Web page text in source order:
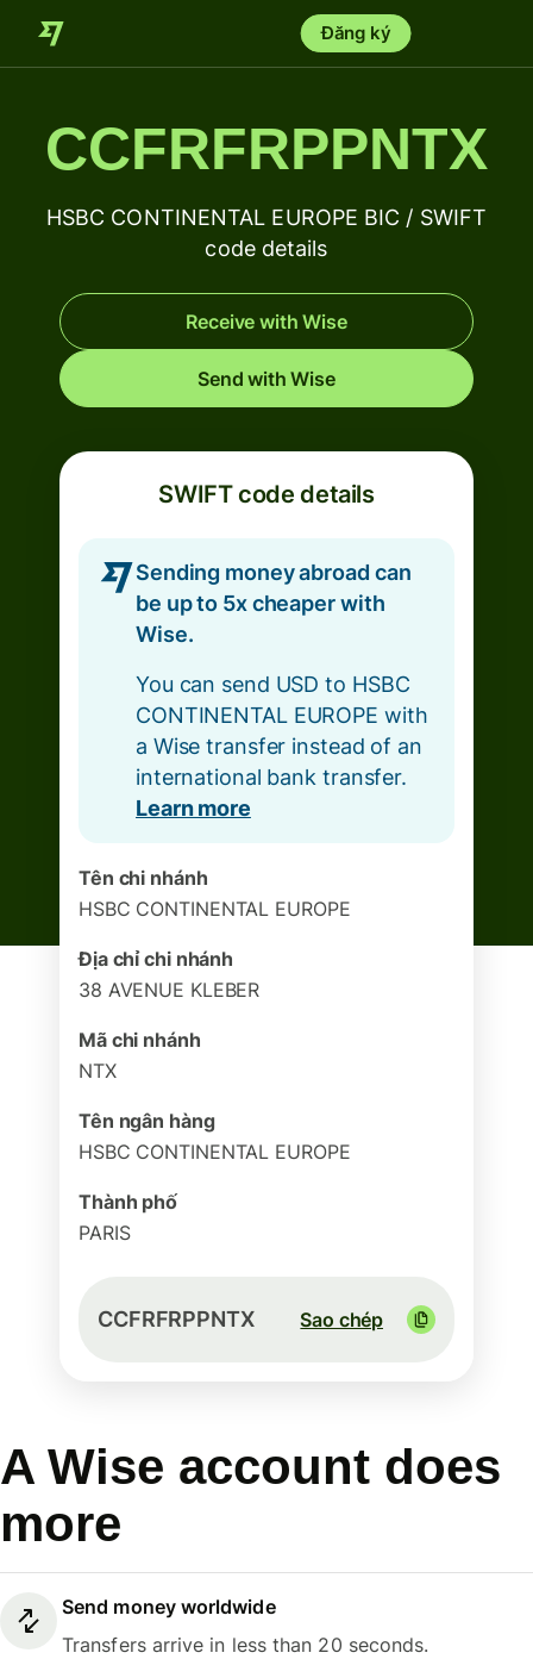
Đăng ký
CCFRFRPPNTX
HSBC CONTINENTAL EUROPE BIC / SWIFT
code details
Receive with Wise
Send with Wise
SWIFT code details
Sending money abroad can
be up to 5x cheaper with
Wise.
You can send USD to HSBC
CONTINENTAL EUROPE with
a Wise transfer instead of an
international bank transfer.
Learn more
Tên chi nhánh
HSBC CONTINENTAL EUROPE
Địa chỉ chi nhánh
38 AVENUE KLEBER
Mã chi nhánh
NTX
Tên ngân hàng
HSBC CONTINENTAL EUROPE
Thành phố
PARIS
CCFRFRPPNTX Sao chép
A Wise account does
more
Send money worldwide
Transfers arrive in less than 20 seconds.